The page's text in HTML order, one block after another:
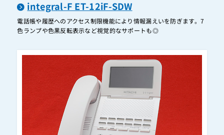
ET-1DSUIS-iZ/M
ET-1DSUIS-iZ/S
ET-1DSUIS-XI
ET-1DTIB-Gi
ET-1PHI2W-iA2/M
integral-F ET-12iF-SDW
電話帳や履歴へのアクセス制限機能により情報漏えいを防ぎます。7
色ランプや色黒反転表示など視覚的なサポートも◎